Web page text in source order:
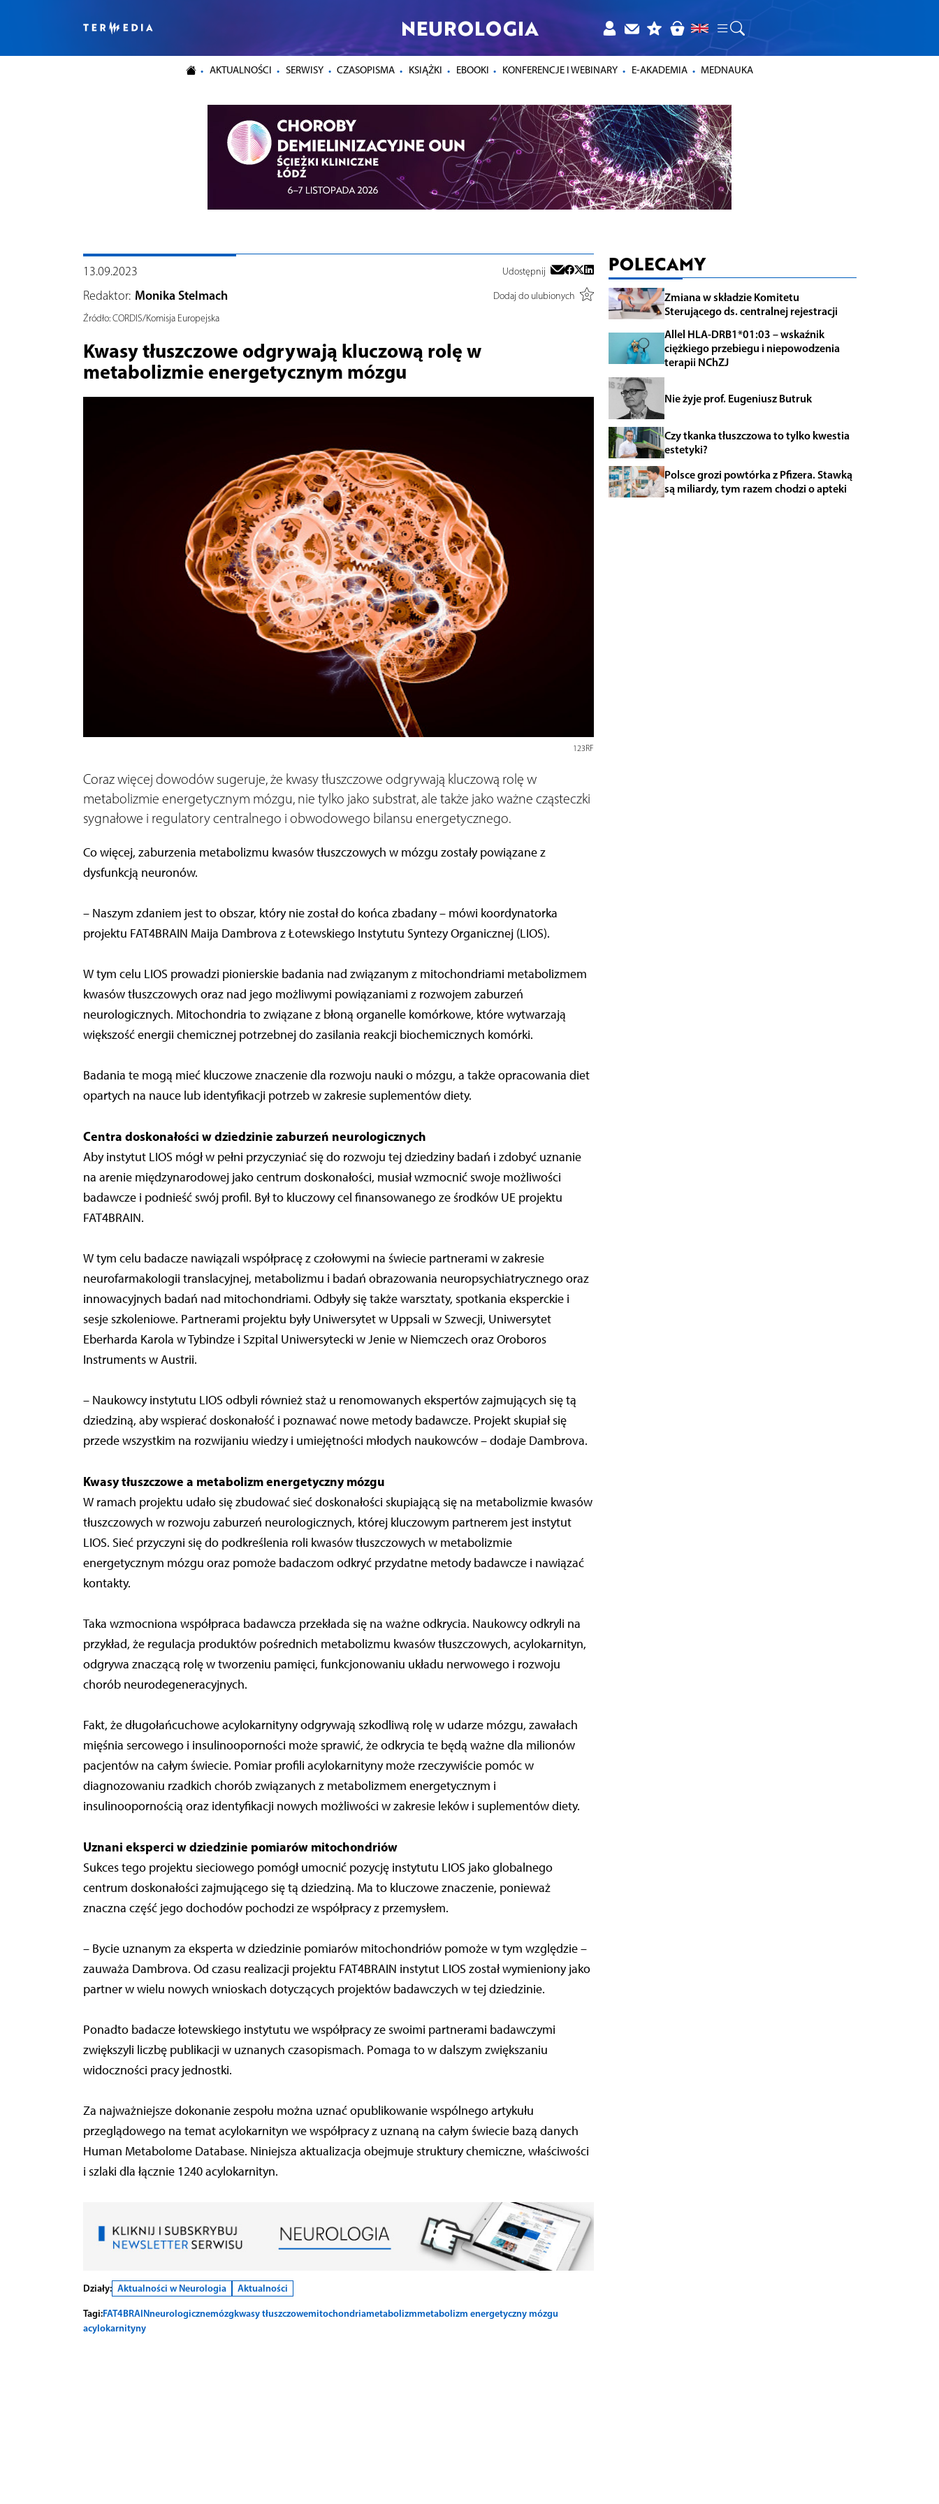
NEUROLOGIA
AKTUALNOŚCI SERWISY CZASOPISMA KSIĄŻKI EBOOKI KONFERENCJE I WEBINARY E-AKADEMIA MEDNAUKA
13.09.2023 Udostępnij
Redaktor: Monika Stelmach
Dodaj do ulubionych
Źródło:CORDIS/Komisja Europejska
Kwasy tłuszczowe odgrywają kluczową rolę w
metabolizmie energetycznym mózgu
123RF
Coraz więcej dowodów sugeruje, że kwasy tłuszczowe odgrywają kluczową rolę w
metabolizmie energetycznym mózgu, nie tylko jako substrat, ale także jako ważne cząsteczki
sygnałowe i regulatory centralnego i obwodowego bilansu energetycznego.
Co więcej, zaburzenia metabolizmu kwasów tłuszczowych w mózgu zostały powiązane z
dysfunkcją neuronów.
– Naszym zdaniem jest to obszar, który nie został do końca zbadany – mówi koordynatorka
projektu FAT4BRAIN Maija Dambrova z Łotewskiego Instytutu Syntezy Organicznej (LIOS).
W tym celu LIOS prowadzi pionierskie badania nad związanym z mitochondriami metabolizmem
kwasów tłuszczowych oraz nad jego możliwymi powiązaniami z rozwojem zaburzeń
neurologicznych. Mitochondria to związane z błoną organelle komórkowe, które wytwarzają
większość energii chemicznej potrzebnej do zasilania reakcji biochemicznych komórki.
Badania te mogą mieć kluczowe znaczenie dla rozwoju nauki o mózgu, a także opracowania diet
opartych na nauce lub identyfikacji potrzeb w zakresie suplementów diety.
Centra doskonałości w dziedzinie zaburzeń neurologicznych
Aby instytut LIOS mógł w pełni przyczyniać się do rozwoju tej dziedziny badań i zdobyć uznanie
na arenie międzynarodowej jako centrum doskonałości, musiał wzmocnić swoje możliwości
badawcze i podnieść swój profil. Był to kluczowy cel finansowanego ze środków UE projektu
FAT4BRAIN.
W tym celu badacze nawiązali współpracę z czołowymi na świecie partnerami w zakresie
neurofarmakologii translacyjnej, metabolizmu i badań obrazowania neuropsychiatrycznego oraz
innowacyjnych badań nad mitochondriami. Odbyły się także warsztaty, spotkania eksperckie i
sesje szkoleniowe. Partnerami projektu były Uniwersytet w Uppsali w Szwecji, Uniwersytet
Eberharda Karola w Tybindze i Szpital Uniwersytecki w Jenie w Niemczech oraz Oroboros
Instruments w Austrii.
– Naukowcy instytutu LIOS odbyli również staż u renomowanych ekspertów zajmujących się tą
dziedziną, aby wspierać doskonałość i poznawać nowe metody badawcze. Projekt skupiał się
przede wszystkim na rozwijaniu wiedzy i umiejętności młodych naukowców – dodaje Dambrova.
Kwasy tłuszczowe a metabolizm energetyczny mózgu
W ramach projektu udało się zbudować sieć doskonałości skupiającą się na metabolizmie kwasów
tłuszczowych w rozwoju zaburzeń neurologicznych, której kluczowym partnerem jest instytut
LIOS. Sieć przyczyni się do podkreślenia roli kwasów tłuszczowych w metabolizmie
energetycznym mózgu oraz pomoże badaczom odkryć przydatne metody badawcze i nawiązać
kontakty.
Taka wzmocniona współpraca badawcza przekłada się na ważne odkrycia. Naukowcy odkryli na
przykład, że regulacja produktów pośrednich metabolizmu kwasów tłuszczowych, acylokarnityn,
odgrywa znaczącą rolę w tworzeniu pamięci, funkcjonowaniu układu nerwowego i rozwoju
chorób neurodegeneracyjnych.
Fakt, że długołańcuchowe acylokarnityny odgrywają szkodliwą rolę w udarze mózgu, zawałach
mięśnia sercowego i insulinooporności może sprawić, że odkrycia te będą ważne dla milionów
pacjentów na całym świecie. Pomiar profili acylokarnityny może rzeczywiście pomóc w
diagnozowaniu rzadkich chorób związanych z metabolizmem energetycznym i
insulinoopornością oraz identyfikacji nowych możliwości w zakresie leków i suplementów diety.
Uznani eksperci w dziedzinie pomiarów mitochondriów
Sukces tego projektu sieciowego pomógł umocnić pozycję instytutu LIOS jako globalnego
centrum doskonałości zajmującego się tą dziedziną. Ma to kluczowe znaczenie, ponieważ
znaczna część jego dochodów pochodzi ze współpracy z przemysłem.
– Bycie uznanym za eksperta w dziedzinie pomiarów mitochondriów pomoże w tym względzie –
zauważa Dambrova. Od czasu realizacji projektu FAT4BRAIN instytut LIOS został wymieniony jako
partner w wielu nowych wnioskach dotyczących projektów badawczych w tej dziedzinie.
Ponadto badacze łotewskiego instytutu we współpracy ze swoimi partnerami badawczymi
zwiększyli liczbę publikacji w uznanych czasopismach. Pomaga to w dalszym zwiększaniu
widoczności pracy jednostki.
Za najważniejsze dokonanie zespołu można uznać opublikowanie wspólnego artykułu
przeglądowego na temat acylokarnityn we współpracy z uznaną na całym świecie bazą danych
Human Metabolome Database. Niniejsza aktualizacja obejmuje struktury chemiczne, właściwości
i szlaki dla łącznie 1240 acylokarnityn.
Działy: Aktualności w Neurologia
Aktualności
Tagi:FAT4BRAINneurologicznemózgkwasy tłuszczowemitochondriametabolizmmetabolizm energetyczny mózgu
acylokarnityny
POLECAMY
Zmiana w składzie Komitetu
Sterującego ds. centralnej rejestracji
Allel HLA-DRB1*01:03 – wskaźnik
ciężkiego przebiegu i niepowodzenia
terapii NChZJ
Nie żyje prof. Eugeniusz Butruk
Czy tkanka tłuszczowa to tylko kwestia
estetyki?
Polsce grozi powtórka z Pfizera. Stawką
są miliardy, tym razem chodzi o apteki